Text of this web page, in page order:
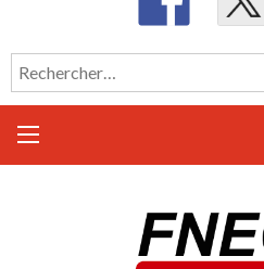
Rechercher :